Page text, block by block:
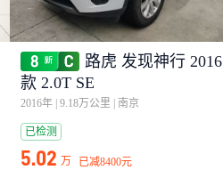
路虎 发现神行 2016
款 2.0T SE
2016年 9.18万公里 南京
已检测
5.02 万 已减8400元